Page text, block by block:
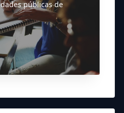
públicas de